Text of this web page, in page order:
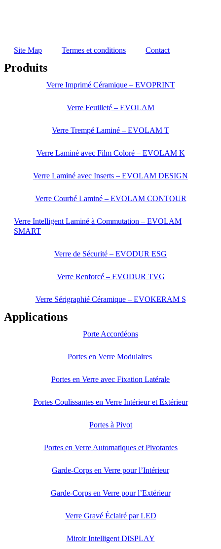
Site Map Termes et conditions Contact
Produits
Verre Imprimé Céramique – EVOPRINT
Verre Feuilleté – EVOLAM
Verre Trempé Laminé – EVOLAM T
Verre Laminé avec Film Coloré – EVOLAM K
Verre Laminé avec Inserts – EVOLAM DESIGN
Verre Courbé Laminé – EVOLAM CONTOUR
Verre Intelligent Laminé à Commutation – EVOLAM
SMART
Verre de Sécurité – EVODUR ESG
Verre Renforcé – EVODUR TVG
Verre Sérigraphié Céramique – EVOKERAM S
Applications
Porte Accordéons
Portes en Verre Modulaires
Portes en Verre avec Fixation Latérale
Portes Coulissantes en Verre Intérieur et Extérieur
Portes à Pivot
Portes en Verre Automatiques et Pivotantes
Garde-Corps en Verre pour l’Intérieur
Garde-Corps en Verre pour l’Extérieur
Verre Gravé Éclairé par LED
Miroir Intelligent DISPLAY